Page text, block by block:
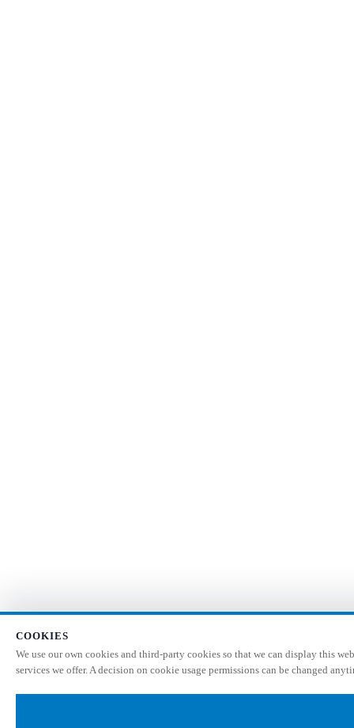
COOKIES
We use our own cookies and third-party cookies so that we can display this
services we offer. A decision on cookie usage permissions can be changed